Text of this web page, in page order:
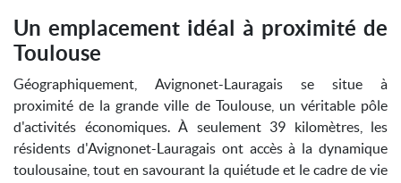
Un emplacement idéal à proximité de
Toulouse
Géographiquement, Avignonet-Lauragais se situe à
proximité de la grande ville de Toulouse, un véritable pôle
d'activités économiques. À seulement 39 kilomètres, les
résidents d'Avignonet-Lauragais ont accès à la dynamique
toulousaine, tout en savourant la quiétude et le cadre de vie